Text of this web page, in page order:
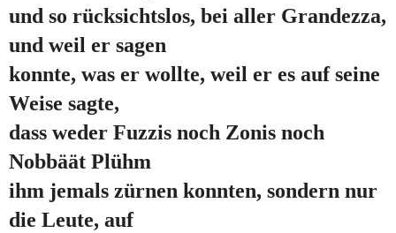
und so rücksichtslos, bei aller Grandezza,
und weil er sagen
konnte, was er wollte, weil er es auf seine
Weise sagte,
dass weder Fuzzis noch Zonis noch
Nobbäät Plühm
ihm jemals zürnen konnten, sondern nur
die Leute, auf